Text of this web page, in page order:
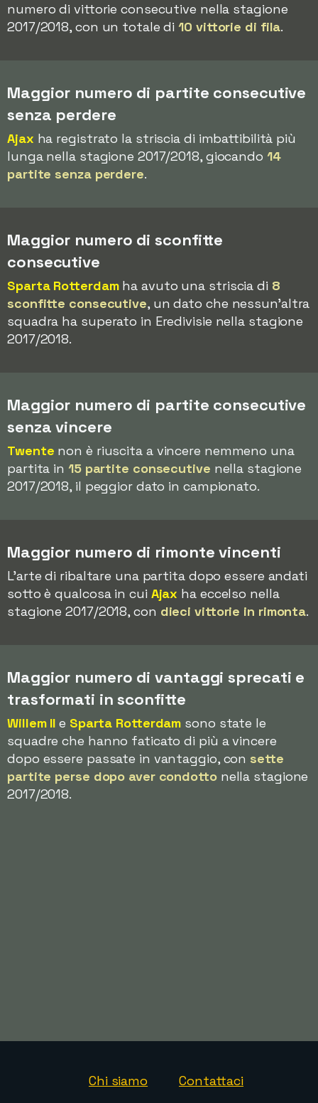
numero di vittorie consecutive nella stagione
2017/2018, con un totale di10 vittorie di fila.
Maggior numero di partite consecutive
senza perdere
Ajax ha registrato la striscia di imbattibilità più
lunga nella stagione 2017/2018, giocando 14
partite senza perdere.
Maggior numero di sconfitte
consecutive
Sparta Rotterdamha avuto una striscia di 8
sconfitte consecutive, un dato che nessun'altra
squadra ha superato in Eredivisie nella stagione
2017/2018.
Maggior numero di partite consecutive
senza vincere
Twente non è riuscita a vincere nemmeno una
partita in 15 partite consecutive nella stagione
2017/2018, il peggior dato in campionato.
Maggior numero di rimonte vincenti
L'arte di ribaltare una partita dopo essere andati
sotto è qualcosa in cui Ajax ha eccelso nella
stagione 2017/2018, con dieci vittorie in rimonta.
Maggior numero di vantaggi sprecati e
trasformati in sconfitte
Willem II e Sparta Rotterdam sono state le
squadre che hanno faticato di più a vincere
dopo essere passate in vantaggio, con sette
partite perse dopo aver condottonella stagione
2017/2018.
Chi siamo Contattaci